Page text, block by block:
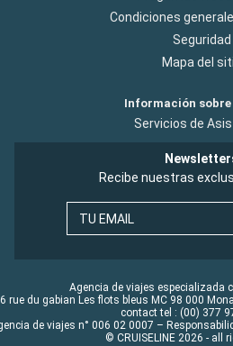
Condiciones
Seguridad
Mapa del
Información
Servicios de
Recibe nuestras
TU EMAIL
Agencia de viajes especializada
rue du gabian Les flots bleus MC 98 000
contact tel : (00) 377
de viajes n° 006 02 0007 –
© CRUISELINE 2026 - all